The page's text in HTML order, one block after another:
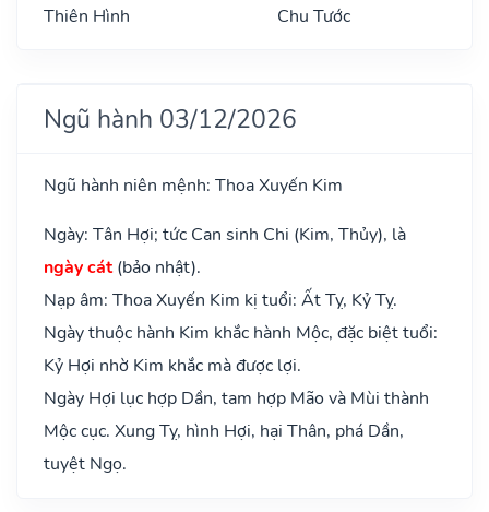
Thiên Hình
Chu Tước
Ngũ hành 03/12/2026
Ngũ hành niên mệnh: Thoa Xuyến Kim
Ngày: Tân Hợi; tức Can sinh Chi (Kim, Thủy), là
ngày cát(bảo nhật).
Nạp âm: Thoa Xuyến Kim kị tuổi: Ất Tỵ, Kỷ Tỵ.
Ngày thuộc hành Kim khắc hành Mộc, đặc biệt tuổi:
Kỷ Hợi nhờ Kim khắc mà được lợi.
Ngày Hợi lục hợp Dần, tam hợp Mão và Mùi thành
Mộc cục. Xung Tỵ, hình Hợi, hại Thân, phá Dần,
tuyệt Ngọ.